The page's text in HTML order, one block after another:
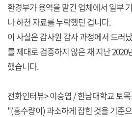
환경부가 용역을 맡긴 업체에서 일부
나 하천 자료를 누락했던 겁니다.
이 사실은 감사원 감사 과정에서 드러
를 제대로 검증하지 않은 채 지난 2020
했습니다.
전화인터뷰> 이승엽 / 한남대학교 토
"(홍수량이) 과소하게 잡힌 것을 기준